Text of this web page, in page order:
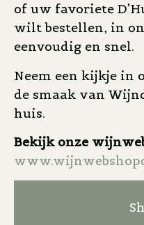
of uw favoriete
wilt bestellen, in
eenvoudig en snel.
Neem een kijkje in
de smaak van
huis.
Bekijk onze